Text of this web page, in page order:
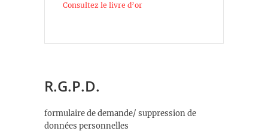
Consultez le livre d’or
R.G.P.D.
formulaire de demande/ suppression de
données personnelles